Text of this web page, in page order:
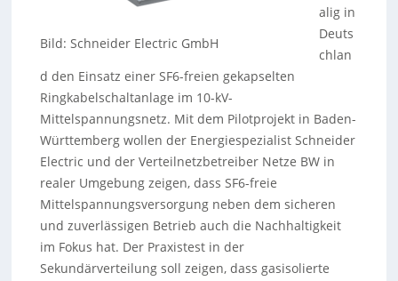
Bild: Schneider Electric GmbH
alig in
Deuts
chlan
d den Einsatz einer SF6-freien gekapselten
Ringkabelschaltanlage im 10-kV-
Mittelspannungsnetz. Mit dem Pilotprojekt in Baden-
Württemberg wollen der Energiespezialist Schneider
Electric und der Verteilnetzbetreiber Netze BW in
realer Umgebung zeigen, dass SF6-freie
Mittelspannungsversorgung neben dem sicheren
und zuverlässigen Betrieb auch die Nachhaltigkeit
im Fokus hat. Der Praxistest in der
Sekundärverteilung soll zeigen, dass gasisolierte